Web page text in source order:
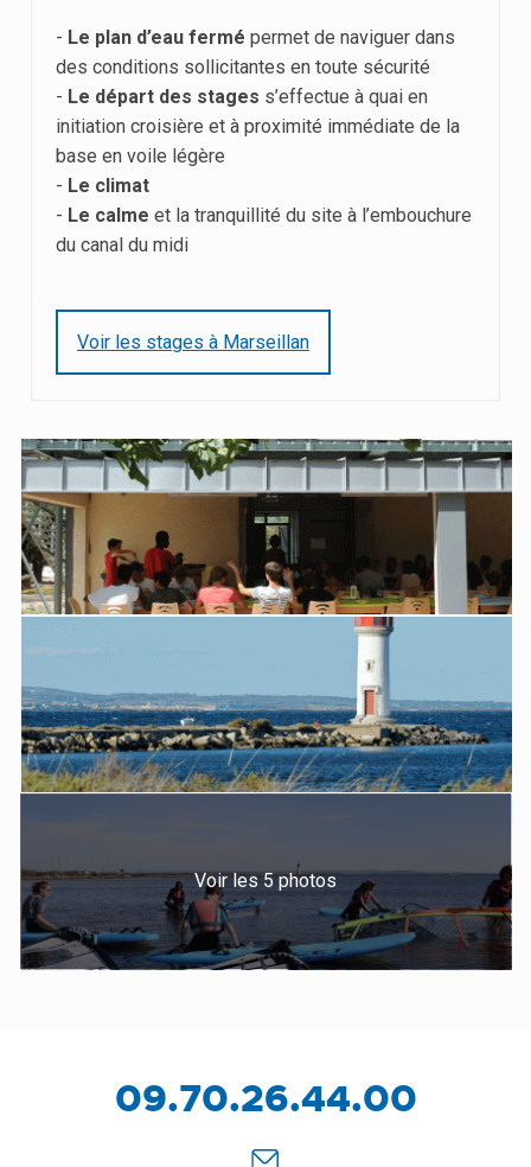
- Le plan d’eau fermé permet de naviguer dans
des conditions sollicitantes en toute sécurité
- Le départ des stages s’effectue à quai en
initiation croisière et à proximité immédiate de la
base en voile légère
- Le climat
- Le calme et la tranquillité du site à l’embouchure
du canal du midi
Voir les stages à Marseillan
Voir les 5 photos
Téléphone
09.70.26.44.00
Nous